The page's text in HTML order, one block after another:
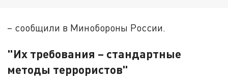
– сообщили в Минобороны России.
"Их требования – стандартные
методы террористов"